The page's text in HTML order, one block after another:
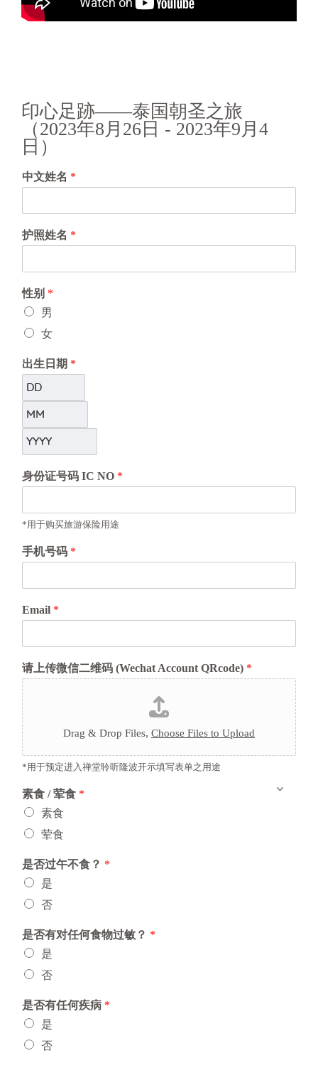
印心足跡——泰国朝圣之旅
（2023年8月26日 - 2023年9月4
日）
中文姓名 *
护照姓名 *
性别 *
男
女
出生日期 *
身份证号码 IC NO *
*用于购买旅游保险用途
手机号码 *
Email *
请上传微信二维码 (Wechat Account QRcode) *
Drag & Drop Files, Choose Files to Upload
*用于预定进入禅堂聆听隆波开示填写表单之用途
素食 / 荤食 *
素食
荤食
是否过午不食？ *
是
否
是否有对任何食物过敏？ *
是
否
是否有任何疾病 *
是
否